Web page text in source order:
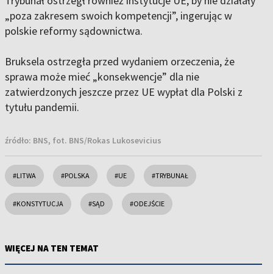
„poza zakresem swoich kompetencji”, ingerując w
polskie reformy sądownictwa.
Bruksela ostrzegła przed wydaniem orzeczenia, że
sprawa może mieć „konsekwencje” dla nie
zatwierdzonych jeszcze przez UE wypłat dla Polski z
tytułu pandemii.
źródło: BNS, fot. BNS/Rokas Lukosevicius
#LITWA #POLSKA #UE #TRYBUNAŁ
#KONSTYTUCJA #SĄD #ODEJŚCIE
WIĘCEJ NA TEN TEMAT